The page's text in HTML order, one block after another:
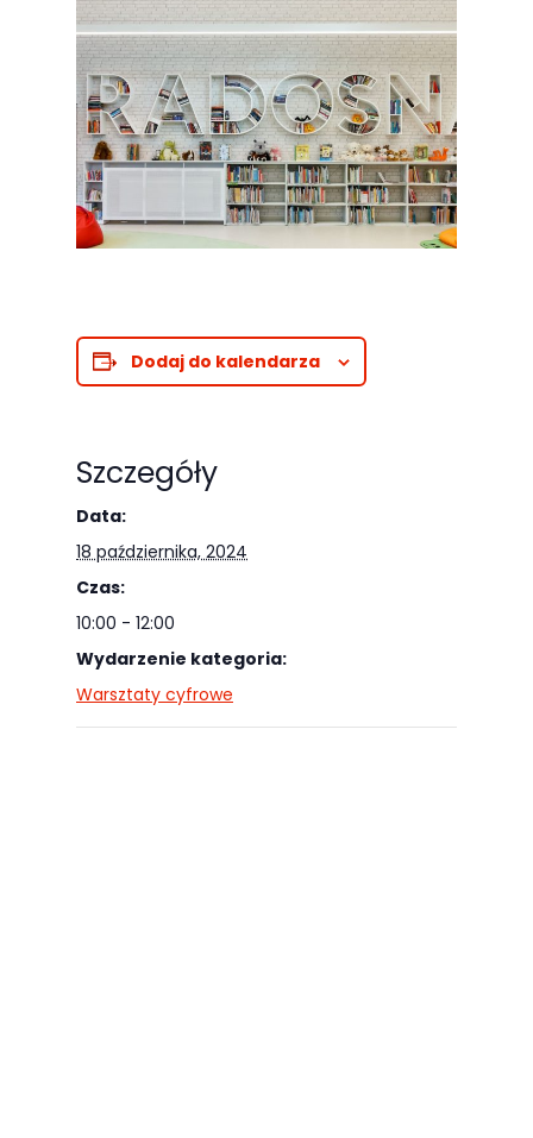
Dodaj do kalendarza
Szczegóły
Data:
18 października, 2024
Czas:
10:00 - 12:00
Wydarzenie kategoria:
Warsztaty cyfrowe